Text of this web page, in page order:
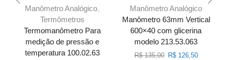
Manômetro Analógico,
Termômetros
Termomanômetro Para
medição de pressão e
temperatura 100.02.63
Manômetro Analógico
Manômetro 63mm Vertical
600×40 com glicerina
modelo 213.53.063
R$135,00 OR$126,50O